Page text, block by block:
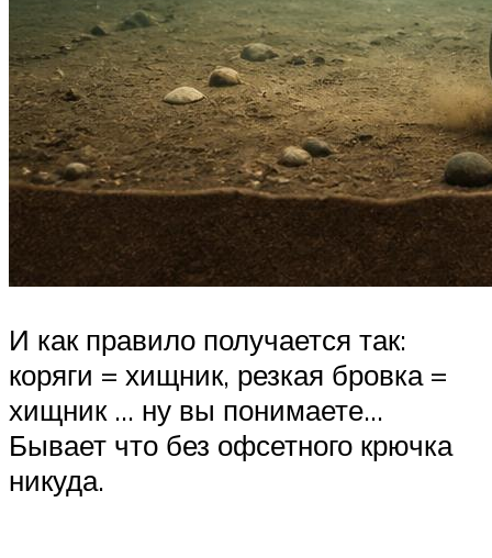
И как правило получается так:
коряги = хищник, резкая бровка =
хищник … ну вы понимаете…
Бывает что без офсетного крючка
никуда.